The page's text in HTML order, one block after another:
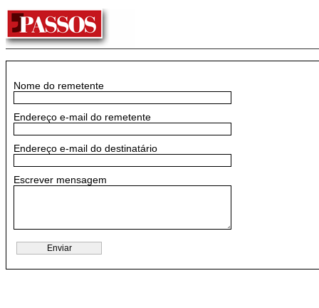
Nome do remetente
Endereço e-mail do remetente
Endereço e-mail do destinatário
Escrever mensagem